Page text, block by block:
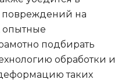
повреждений на
опытные
подбирать
обработки и
таких